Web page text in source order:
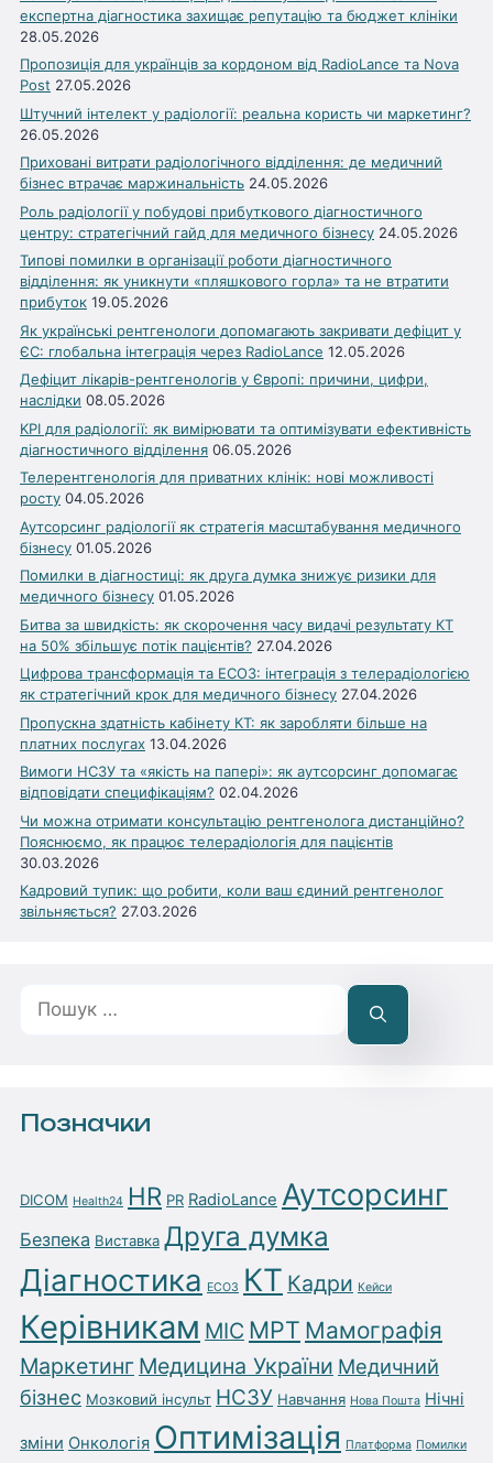
експертна діагностика захищає репутацію та бюджет клініки
28.05.2026
Пропозиція для українців за кордоном від RadioLance та Nova
Post 27.05.2026
Штучний інтелект у радіології: реальна користь чи маркетинг?
26.05.2026
Приховані витрати радіологічного відділення: де медичний
бізнес втрачає маржинальність 24.05.2026
Роль радіології у побудові прибуткового діагностичного
центру: стратегічний гайд для медичного бізнесу 24.05.2026
Типові помилки в організації роботи діагностичного
відділення: як уникнути «пляшкового горла» та не втратити
прибуток 19.05.2026
Як українські рентгенологи допомагають закривати дефіцит у
ЄС: глобальна інтеграція через RadioLance 12.05.2026
Дефіцит лікарів-рентгенологів у Європі: причини, цифри,
наслідки 08.05.2026
KPI для радіології: як вимірювати та оптимізувати ефективність
діагностичного відділення 06.05.2026
Телерентгенологія для приватних клінік: нові можливості
росту 04.05.2026
Аутсорсинг радіології як стратегія масштабування медичного
бізнесу 01.05.2026
Помилки в діагностиці: як друга думка знижує ризики для
медичного бізнесу 01.05.2026
Битва за швидкість: як скорочення часу видачі результату КТ
на 50% збільшує потік пацієнтів? 27.04.2026
Цифрова трансформація та ЕСОЗ: інтеграція з телерадіологією
як стратегічний крок для медичного бізнесу 27.04.2026
Пропускна здатність кабінету КТ: як заробляти більше на
платних послугах 13.04.2026
Вимоги НСЗУ та «якість на папері»: як аутсорсинг допомагає
відповідати специфікаціям? 02.04.2026
Чи можна отримати консультацію рентгенолога дистанційно?
Пояснюємо, як працює телерадіологія для пацієнтів
30.03.2026
Кадровий тупик: що робити, коли ваш єдиний рентгенолог
звільняється? 27.03.2026
Позначки
DICOM Health24 HR PR RadioLance Аутсорсинг
Безпека Виставка Друга думка
Діагностика ЕСОЗ КТ Кадри Кейси
Керівникам МІС МРТ Мамографія
Маркетинг Медицина України Медичний
бізнес Мозковий інсульт НСЗУ Навчання Нова Пошта Нічні
зміни Онкологія Оптимізація Платформа Помилки